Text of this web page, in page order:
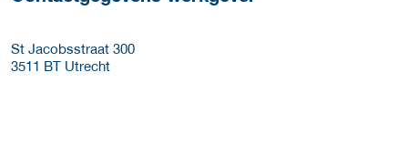
St Jacobsstraat 300
3511 BT Utrecht